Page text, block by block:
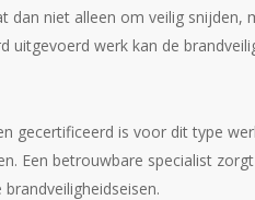
dan niet alleen om veilig snijden,
uitgevoerd werk kan de
gecertificeerd is voor dit type
Een betrouwbare specialist